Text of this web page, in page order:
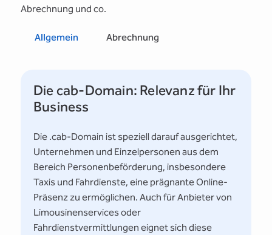
Abrechnung und co.
Allgemein Abrechnung
Die cab-Domain: Relevanz für Ihr
Business
Die .cab-Domain ist speziell darauf ausgerichtet,
Unternehmen und Einzelpersonen aus dem
Bereich Personenbeförderung, insbesondere
Taxis und Fahrdienste, eine prägnante Online-
Präsenz zu ermöglichen. Auch für Anbieter von
Limousinenservices oder
Fahrdienstvermittlungen eignet sich diese